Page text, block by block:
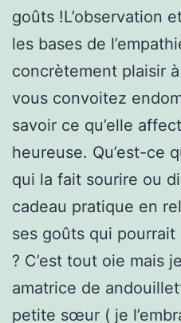
goûts !L’observation
les bases de
concrètement plaisir
vous convoitez
savoir ce qu’elle
heureuse. Qu’est-ce
qui la fait sourire ou
cadeau pratique en
ses goûts qui
? C’est tout oie mais
amatrice de
petite sœur ( je